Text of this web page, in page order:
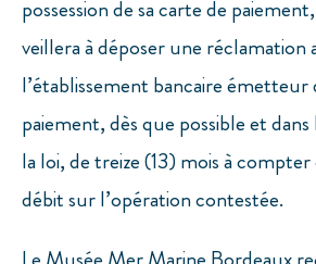
possession de sa carte de
veillera à déposer une réclamation
l’établissement bancaire émetteur
paiement, dès que possible et dans
la loi, de treize (13) mois à
débit sur l’opération contestée.